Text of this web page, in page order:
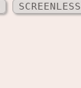
SCREENLESS